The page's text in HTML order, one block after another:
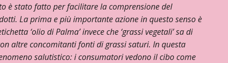
è stato fatto per facilitare la comprensione del
La prima e più importante azione in questo senso è
‘olio di Palma’ invece che ‘grassi vegetali’ sa di
altre concomitanti fonti di grassi saturi. In questa
salutistico: i consumatori vedono il cibo come